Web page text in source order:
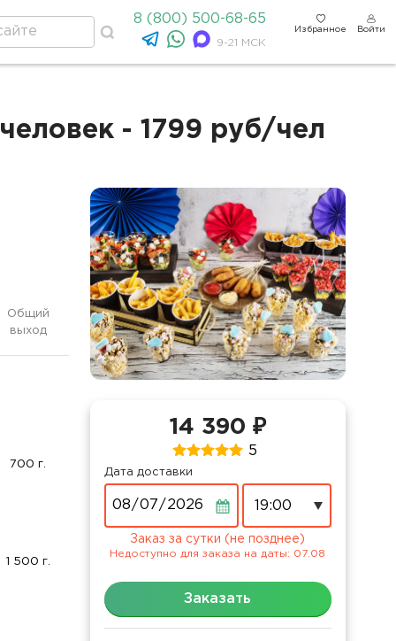
8 (800) 500-68-65
9-21 МСК
Избранное Войти
- 1799 руб/чел
Общий
выход
700 г.
1 500 г.
14 390 ₽
5
Дата доставки
Заказ за сутки (не позднее)
Недоступно для заказа на даты: 07.08
Заказать